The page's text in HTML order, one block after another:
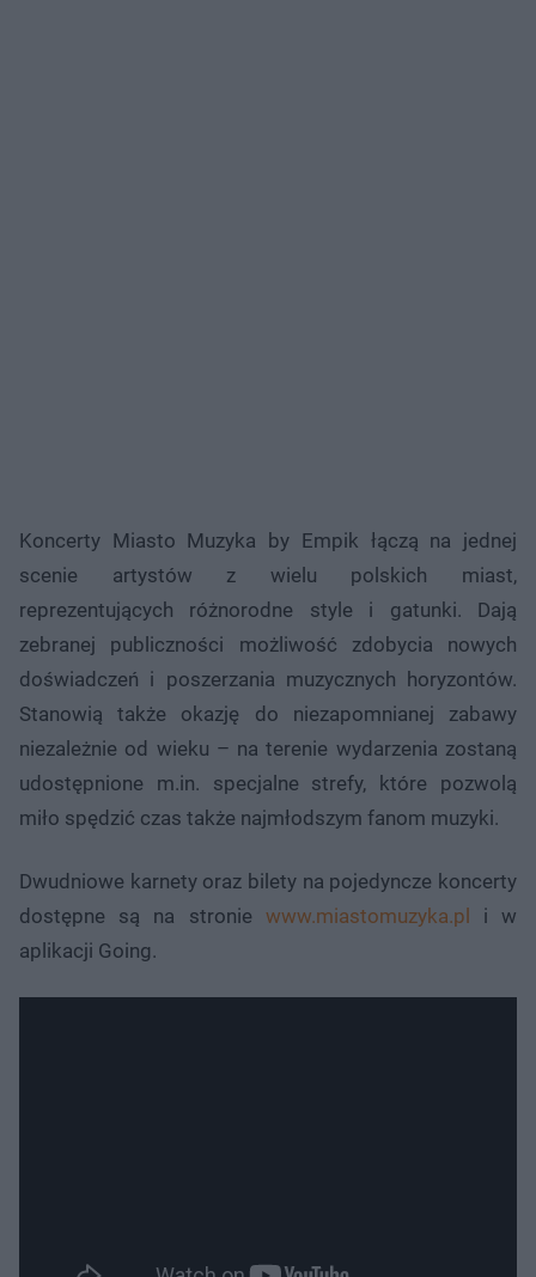
Koncerty Miasto Muzyka by Empik łączą na jednej
scenie artystów z wielu polskich miast,
reprezentujących różnorodne style i gatunki. Dają
zebranej publiczności możliwość zdobycia nowych
doświadczeń i poszerzania muzycznych horyzontów.
Stanowią także okazję do niezapomnianej zabawy
niezależnie od wieku – na terenie wydarzenia zostaną
udostępnione m.in. specjalne strefy, które pozwolą
miło spędzić czas także najmłodszym fanom muzyki.
Dwudniowe karnety oraz bilety na pojedyncze koncerty
dostępne są na stronie www.miastomuzyka.pl i w
aplikacji Going.